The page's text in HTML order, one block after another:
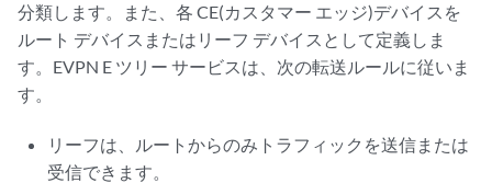
分類します。また、各 CE(カスタマー エッジ)デバイスを
ルート デバイスまたはリーフ デバイスとして定義しま
す。EVPN E ツリー サービスは、次の転送ルールに従いま
す。
リーフは、ルートからのみトラフィックを送信または
受信できます。